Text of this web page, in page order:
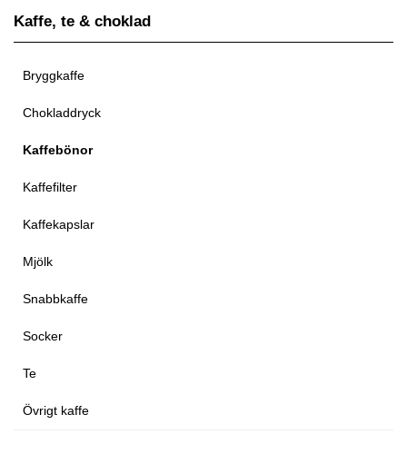
Kaffe, te & choklad
Bryggkaffe
Chokladdryck
Kaffebönor
Kaffefilter
Kaffekapslar
Mjölk
Snabbkaffe
Socker
Te
Övrigt kaffe